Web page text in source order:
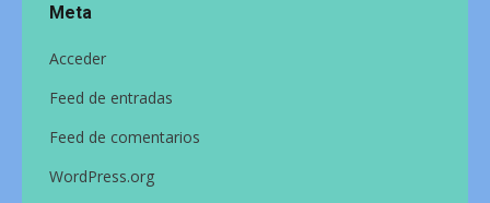
Meta
Acceder
Feed de entradas
Feed de comentarios
WordPress.org